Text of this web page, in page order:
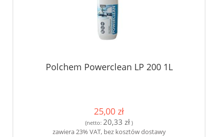
Polchem Powerclean LP 200 1L
25,00 zł
(netto: 20,33 zł )
zawiera 23% VAT, bez kosztów dostawy